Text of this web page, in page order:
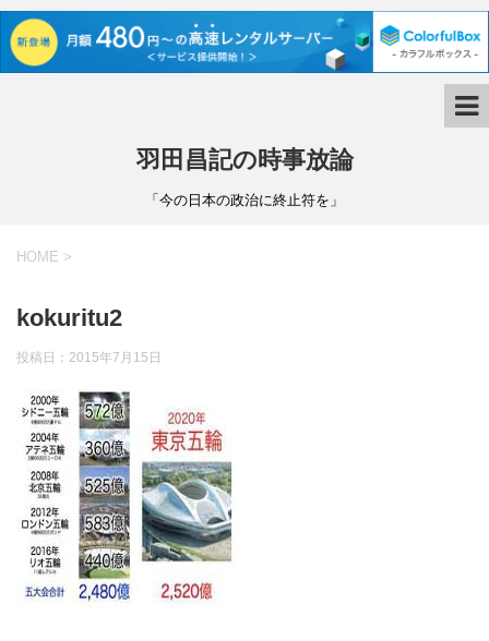
羽田昌記の時事放論
「今の日本の政治に終止符を」
HOME >
kokuritu2
投稿日： 2015年7月15日